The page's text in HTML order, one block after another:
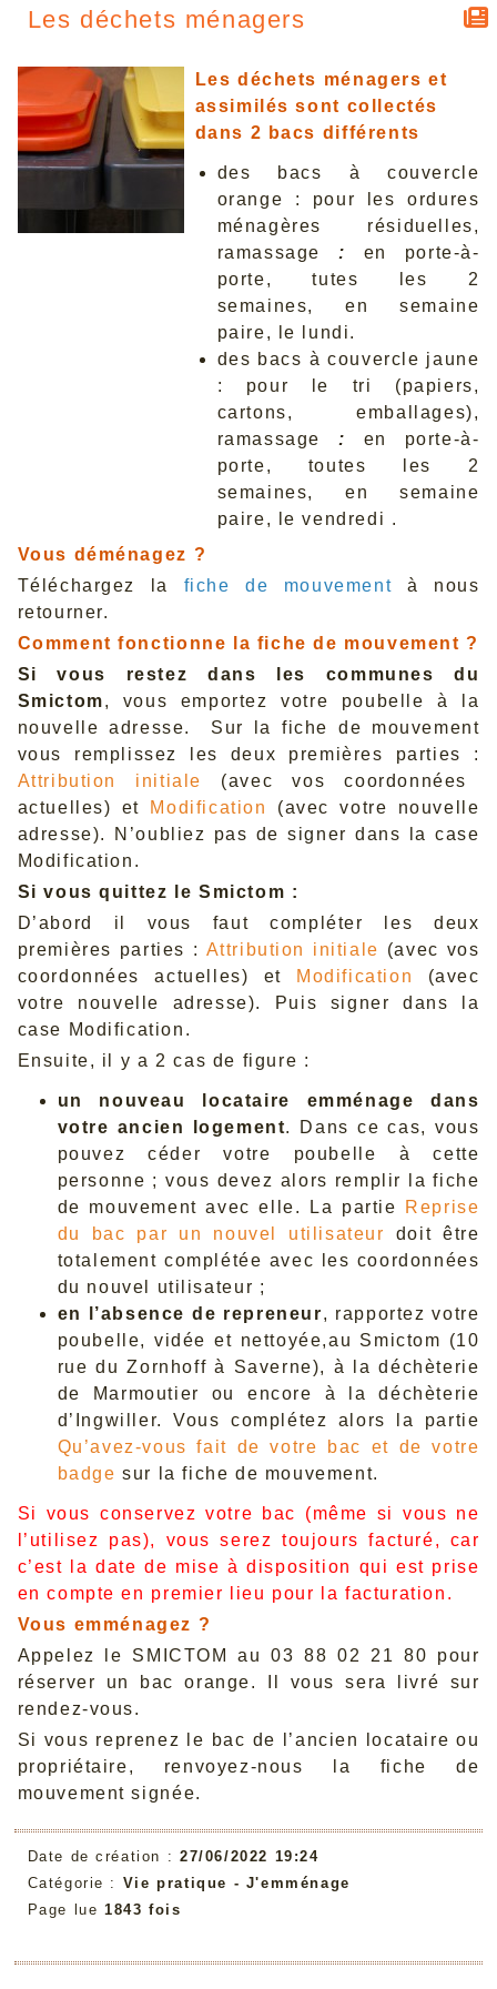
Les déchets ménagers
Les déchets ménagers et
assimilés sont collectés
dans 2 bacs différents
des bacs à couvercle
orange : pour les ordures
ménagères résiduelles,
ramassage
: en porte-à-
porte, tutes les 2
semaines, en semaine
paire, le lundi.
des bacs à couvercle jaune
: pour le tri (papiers,
cartons, emballages),
ramassage
: en porte-à-
porte, toutes les 2
semaines, en semaine
paire, le vendredi .
Vous déménagez ?
Téléchargez la fiche de mouvement à nous
retourner.
Comment fonctionne la fiche de mouvement ?
Si vous restez dans les communes du
Smictom, vous emportez votre poubelle à la
nouvelle adresse. Sur la fiche de mouvement
vous remplissez les deux premières parties :
Attribution initiale
(avec vos coordonnées
actuelles) et Modification
(avec votre nouvelle
adresse). N’oubliez pas de signer dans la case
Modification.
Si vous quittez le Smictom :
D’abord il vous faut compléter les deux
premières parties : Attribution initiale (avec vos
coordonnées actuelles) et
Modification (avec
votre nouvelle adresse). Puis signer dans la
case Modification.
Ensuite, il y a 2 cas de figure :
un nouveau locataire emménage dans
votre ancien logement. Dans ce cas, vous
pouvez céder votre poubelle à cette
personne ; vous devez alors remplir la fiche
de mouvement avec elle. La partie
Reprise
du bac par un nouvel utilisateur
doit être
totalement complétée avec les coordonnées
du nouvel utilisateur ;
en l’absence de repreneur, rapportez votre
poubelle, vidée et nettoyée,au Smictom (10
rue du Zornhoff à Saverne), à la déchèterie
de Marmoutier ou encore à la déchèterie
d’Ingwiller. Vous complétez alors la partie
Qu’avez-vous fait de votre bac et de votre
badgesur la fiche de mouvement.
Si vous conservez votre bac (même si vous ne
l’utilisez pas), vous serez toujours facturé, car
c’est la date de mise à disposition qui est prise
en compte en premier lieu pour la facturation.
Vous emménagez ?
Appelez le SMICTOM au 03 88 02 21 80 pour
réserver un bac orange. Il vous sera livré sur
rendez-vous.
Si vous reprenez le bac de l’ancien locataire ou
propriétaire, renvoyez-nous la fiche de
mouvement signée.
Date de création : 27/06/2022 19:24
Catégorie : Vie pratique - J'emménage
Page lue 1843 fois